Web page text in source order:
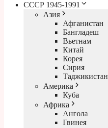
СССР 1945-1991
Азия
Афганистан
Бангладеш
Вьетнам
Китай
Корея
Сирия
Таджикистан
Америка
Куба
Африка
Ангола
Гвинея